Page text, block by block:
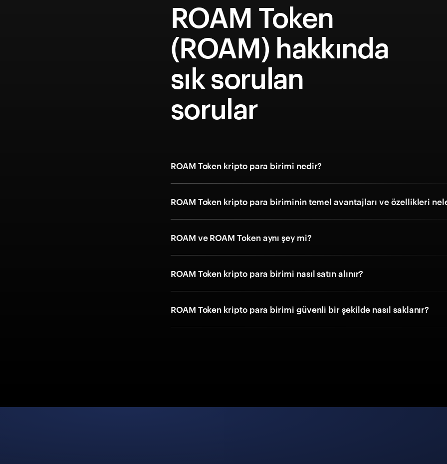
ROAM Token
(ROAM) hakkında
sık sorulan
sorular
ROAM Token kripto para birimi nedir?
ROAM Token kripto para biriminin temel avantajları ve özellikleri
ROAM ve ROAM Token aynı şey mi?
ROAM Token kripto para birimi nasıl satın alınır?
ROAM Token kripto para birimi güvenli bir şekilde nasıl saklanır?